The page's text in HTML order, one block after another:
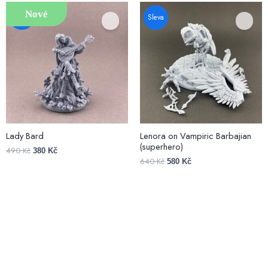
SlevaNové
Lady Bard
490Kč 380 Kč
Sleva
Lenora on Vampiric Barbajian
(superhero)
640Kč 580 Kč